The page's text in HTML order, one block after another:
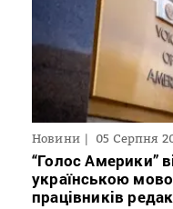
Новини 05 Серпня
“Голос Америки”
українською
працівників